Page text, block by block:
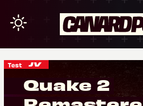
Test
Quake 2